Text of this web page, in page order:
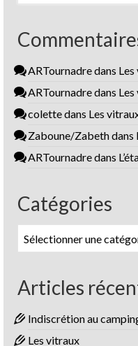
ARTournadredans
ARTournadredans
colettedans Les
Zaboune/Zabethdans
ARTournadredans
Catégories
Catégories
Articles
Indiscrétion au
Les vitraux